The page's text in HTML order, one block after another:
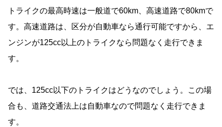
トライクの最高時速は一般道で60km、高速道路で80kmで
す。高速道路は、区分が自動車なら通行可能ですから、エ
ンジンが125cc以上のトライクなら問題なく走行できま
す。
では、125cc以下のトライクはどうなのでしょう。この場
合も、道路交通法上は自動車なので問題なく走行できま
す。